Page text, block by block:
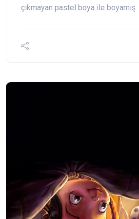
çıkmayan pastel boya ile boyamış.